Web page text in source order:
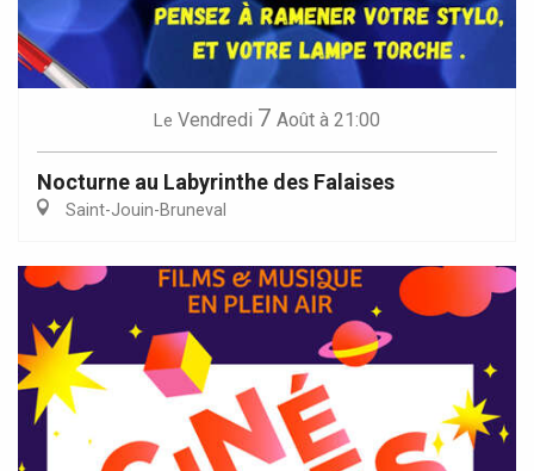
Le Vendredi 7 Août à 21:00
Nocturne au Labyrinthe des Falaises
Saint-Jouin-Bruneval